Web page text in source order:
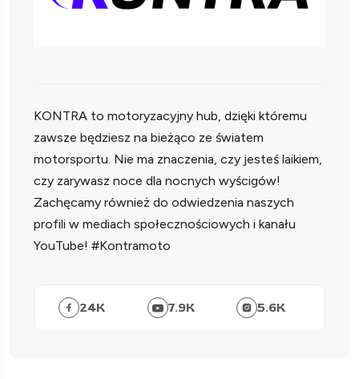
KONTRA to motoryzacyjny hub, dzięki któremu
zawsze będziesz na bieżąco ze światem
motorsportu. Nie ma znaczenia, czy jesteś laikiem,
czy zarywasz noce dla nocnych wyścigów!
Zachęcamy również do odwiedzenia naszych
profili w mediach społecznościowych i kanału
YouTube! #Kontramoto
24K 7.9K 5.6K